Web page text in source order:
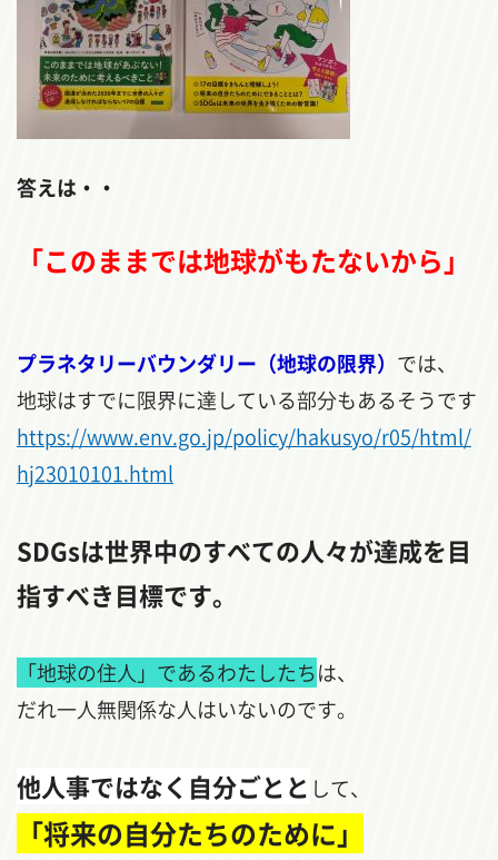
答えは・・
「このままでは地球がもたないから」
プラネタリーバウンダリー（地球の限界） では、
地球はすでに限界に達している部分もあるそうです
https://www.env.go.jp/policy/hakusyo/r05/html/
hj23010101.html
SDGsは世界中のすべての人々が達成を目
指すべき目標です。
「地球の住人」であるわたしたちは、
だれ一人無関係な人はいないのです。
他人事ではなく自分ごとと して、
「将来の自分たちのために」